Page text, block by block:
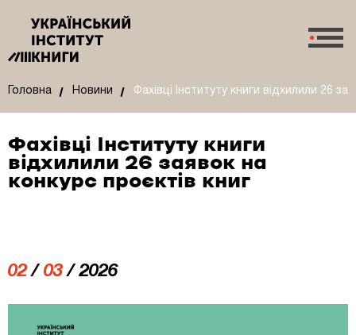
Головна Новини Фахівці Інституту книги відхилили 26
Фахівці Інституту книги
відхилили 26 заявок на
конкурс проєктів книг
02/ 03 / 2026